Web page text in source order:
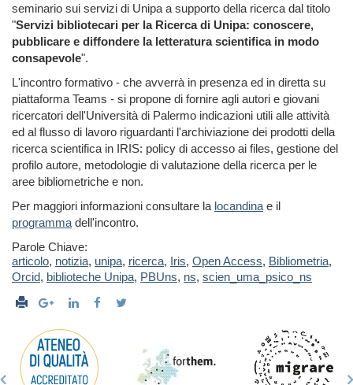
seminario sui servizi di Unipa a supporto della ricerca dal titolo
"Servizi bibliotecari per la Ricerca di Unipa: conoscere,
pubblicare e diffondere la letteratura scientifica in modo
consapevole".
L'incontro formativo - che avverrà in presenza ed in diretta su
piattaforma Teams - si propone di fornire agli autori e giovani
ricercatori dell'Università di Palermo indicazioni utili alle attività
ed al flusso di lavoro riguardanti l'archiviazione dei prodotti della
ricerca scientifica in IRIS: policy di accesso ai files, gestione del
profilo autore, metodologie di valutazione della ricerca per le
aree bibliometriche e non.
Per maggiori informazioni consultare la locandinae il
programmadell'incontro.
Parole Chiave:
articolo, notizia, unipa, ricerca, Iris, Open Access, Bibliometria,
Orcid, biblioteche Unipa, PBUns, ns, scien_uma_psico_ns